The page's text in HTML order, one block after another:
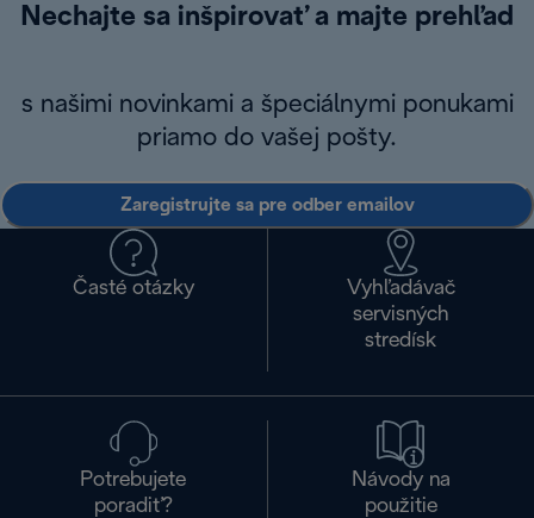
Nechajte sa inšpirovať a majte prehľad
s našimi novinkami a špeciálnymi ponukami
priamo do vašej pošty.
Zaregistrujte sa pre odber emailov
Časté otázky
Vyhľadávač
servisných
stredísk
Potrebujete
poradiť?
Návody na
použitie